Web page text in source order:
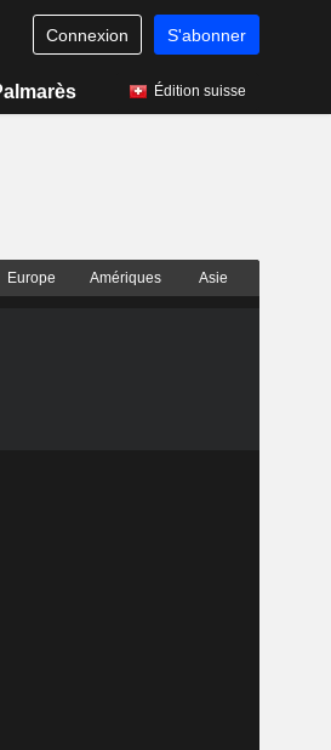
Connexion S'abonner
Édition suisse
Europe Amériques Asie